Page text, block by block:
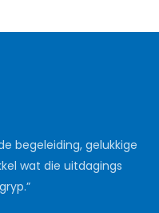
begeleiding, gelukkige
wat die uitdagings